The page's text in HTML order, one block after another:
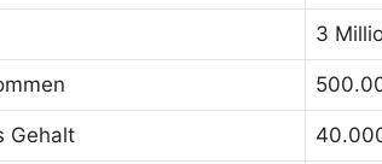
3
Gehalt